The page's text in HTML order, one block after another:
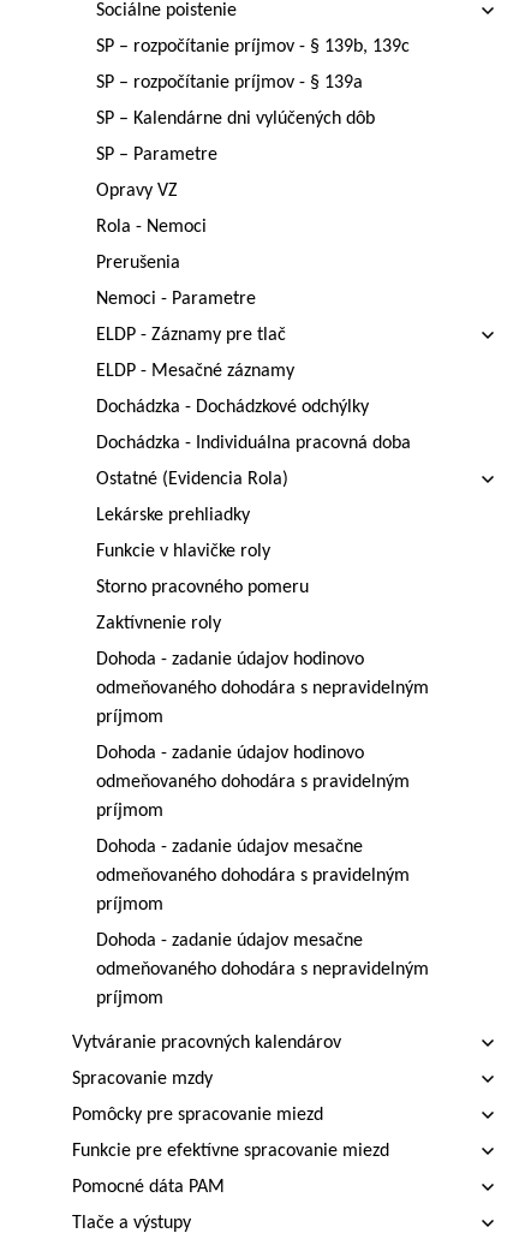
Sociálne poistenie
SP – rozpočítanie príjmov - § 139b, 139c
SP – rozpočítanie príjmov - § 139a
SP – Kalendárne dni vylúčených dôb
SP – Parametre
Opravy VZ
Rola - Nemoci
Prerušenia
Nemoci - Parametre
ELDP - Záznamy pre tlač
ELDP - Mesačné záznamy
Dochádzka - Dochádzkové odchýlky
Dochádzka - Individuálna pracovná doba
Ostatné (Evidencia Rola)
Lekárske prehliadky
Funkcie v hlavičke roly
Storno pracovného pomeru
Zaktívnenie roly
Dohoda - zadanie údajov hodinovo
odmeňovaného dohodára s nepravidelným
príjmom
Dohoda - zadanie údajov hodinovo
odmeňovaného dohodára s pravidelným
príjmom
Dohoda - zadanie údajov mesačne
odmeňovaného dohodára s pravidelným
príjmom
Dohoda - zadanie údajov mesačne
odmeňovaného dohodára s nepravidelným
príjmom
Vytváranie pracovných kalendárov
Spracovanie mzdy
Pomôcky pre spracovanie miezd
Funkcie pre efektívne spracovanie miezd
Pomocné dáta PAM
Tlače a výstupy